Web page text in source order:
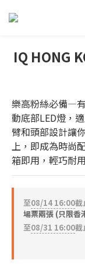
IQ HONG
樂高粉絲必備—
動底部LED燈，
臂和頭部設計讓
上，即成為時尚
箱即用，輕巧耐
至08/14 16:00截
場票兩張 (只限香
至08/31 16:00截